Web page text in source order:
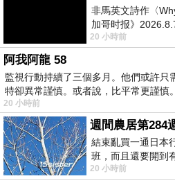
非馬英文詩作〈
加哥时报》
20 小時前
阿我阿龍 58
監視行動持續了三個多月。他們或許只
特卻異常謹慎。或者說，比平常更謹慎
20 小時前
結束亂買一通日本
班，而且還要開到
花不少錢，星期一
20 小時前